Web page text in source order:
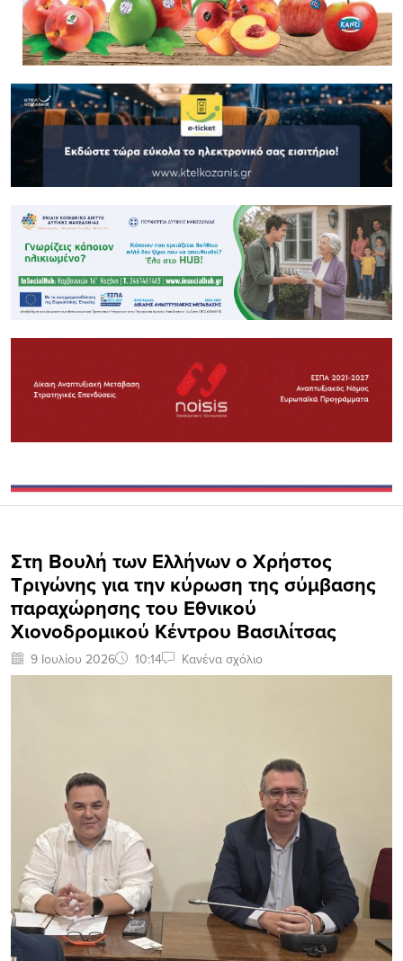
Στη Βουλή των Ελλήνων ο Χρήστος
Τριγώνης για την κύρωση της σύμβασης
παραχώρησης του Εθνικού
Χιονοδρομικού Κέντρου Βασιλίτσας
9 Ιουλίου 2026 10:14 Κανένα σχόλιο